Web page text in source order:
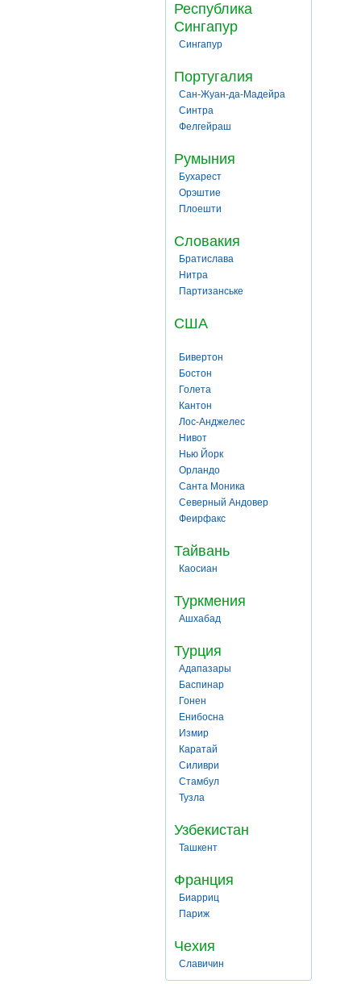
Республика
Сингапур
Сингапур
Португалия
Сан-Жуан-да-Мадейра
Синтра
Фелгейраш
Румыния
Бухарест
Орэштие
Плоешти
Словакия
Братислава
Нитра
Партизанське
США
Бивертон
Бостон
Голета
Кантон
Лос-Анджелес
Нивот
Нью Йорк
Орландо
Санта Моника
Северный Андовер
Феирфакс
Тайвань
Каосиан
Туркмения
Ашхабад
Турция
Адапазары
Баспинар
Гонен
Енибосна
Измир
Каратай
Силиври
Стамбул
Тузла
Узбекистан
Ташкент
Франция
Биарриц
Париж
Чехия
Славичин